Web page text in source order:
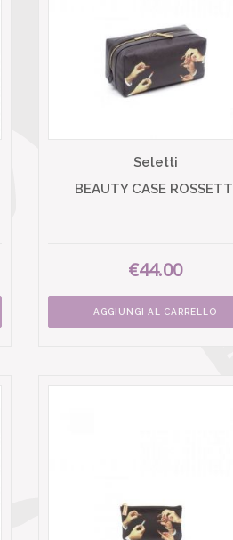
Seletti
BEAUTY CASE ROSSETTI
€44.00
AGGIUNGI AL CARRELLO